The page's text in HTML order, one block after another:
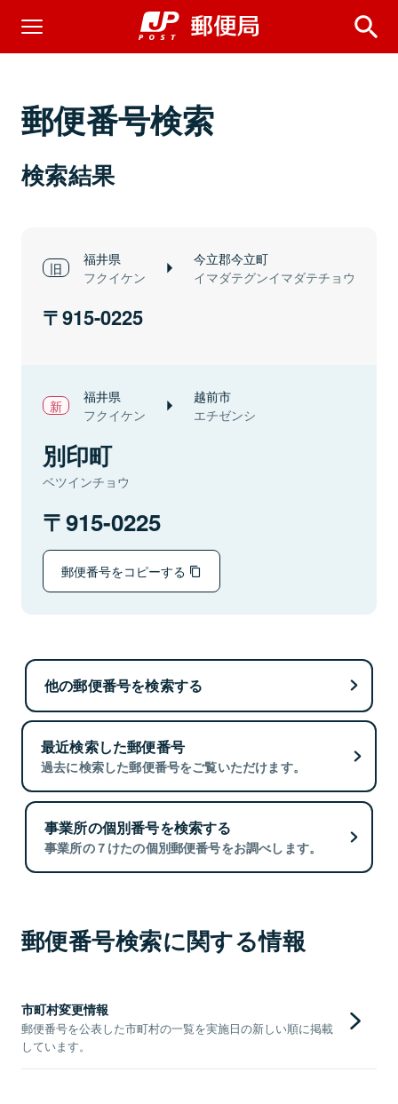
郵便番号検索
検索結果
福井県
フクイケン
今立郡今立町
イマダテグンイマダテチョウ
915-0225
福井県
フクイケン
越前市
エチゼンシ
別印町
ベツインチョウ
915-0225
郵便番号をコピーする
他の郵便番号を検索する
最近検索した郵便番号
過去に検索した郵便番号をご覧いただけます。
事業所の個別番号を検索する
事業所の７けたの個別郵便番号をお調べします。
郵便番号検索に関する情報
市町村変更情報
郵便番号を公表した市町村の一覧を実施日の新しい順に掲載
しています。